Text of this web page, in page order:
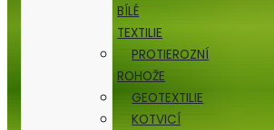
BÍLÉ
TEXTILIE
PROTIEROZNÍ
ROHOŽE
GEOTEXTILIE
KOTVICÍ